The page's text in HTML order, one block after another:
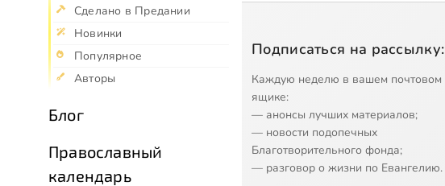
Сделано в Предании
Новинки
Популярное
Авторы
Блог
Православный
календарь
Подписаться на рассылку:
Каждую неделю в вашем почтовом
ящике:
— анонсы лучших материалов;
— новости подопечных
Благотворительного фонда;
— разговор о жизни по Евангелию.